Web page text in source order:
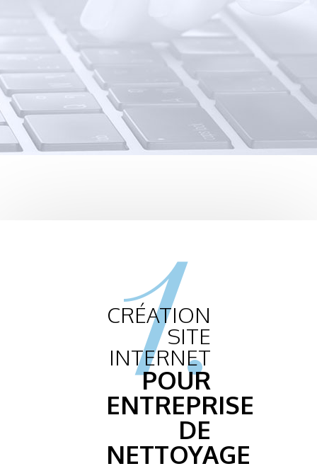
1.
CRÉATION
SITE
INTERNET
POUR
ENTREPRISE
DE
NETTOYAGE